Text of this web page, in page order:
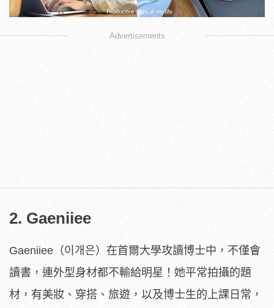
Advertisements
2. Gaeniiee
Gaeniiee（이개은）在首爾大學攻讀博士中，不僅會
讀書，連外型身材都不輸給明星！她平常拍攝的題
材，有美妝、穿搭、旅遊，以及博士生的上課日常，